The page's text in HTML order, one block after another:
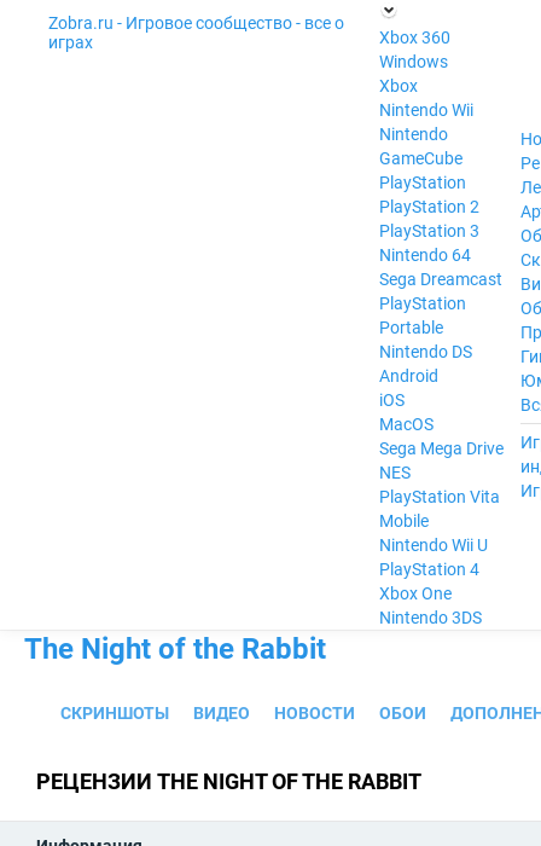
Zobra.ru - Игровое сообщество - все о
играх
П
ла
т
ф
ор
м
ы
Xbox 360
Windows
Xbox
Nintendo Wii
Nintendo
GameCube
PlayStation
PlayStation 2
PlayStation 3
Nintendo 64
Sega Dreamcast
PlayStation
Portable
Nintendo DS
Android
iOS
MacOS
Sega Mega Drive
NES
PlayStation Vita
Mobile
Nintendo Wii U
PlayStation 4
Xbox One
Nintendo 3DS
The Night of the Rabbit
СКРИНШОТЫ ВИДЕО НОВОСТИ ОБОИ
РЕЦЕНЗИИ THE NIGHT OF THE RABBIT